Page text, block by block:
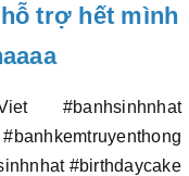
trợ hết mình
#banhsinhnhat
#birthdaycake